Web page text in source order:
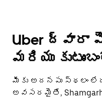
Uber ద్వారా
మరియు
మీకు అదనపు స్థలం
అవసరమైతే,